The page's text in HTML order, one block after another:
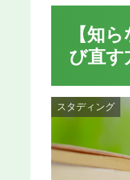
【知
び直す
スタディング